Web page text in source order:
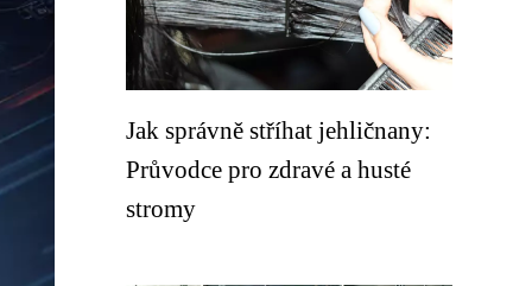
Jak správně stříhat jehličnany:
Průvodce pro zdravé a husté
stromy